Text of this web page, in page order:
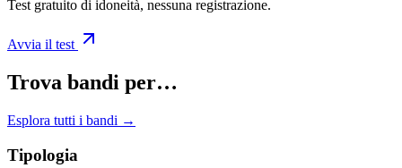
Test gratuito di idoneità, nessuna registrazione.
Avvia il test
Trova bandi per…
Esplora tutti i bandi →
Tipologia